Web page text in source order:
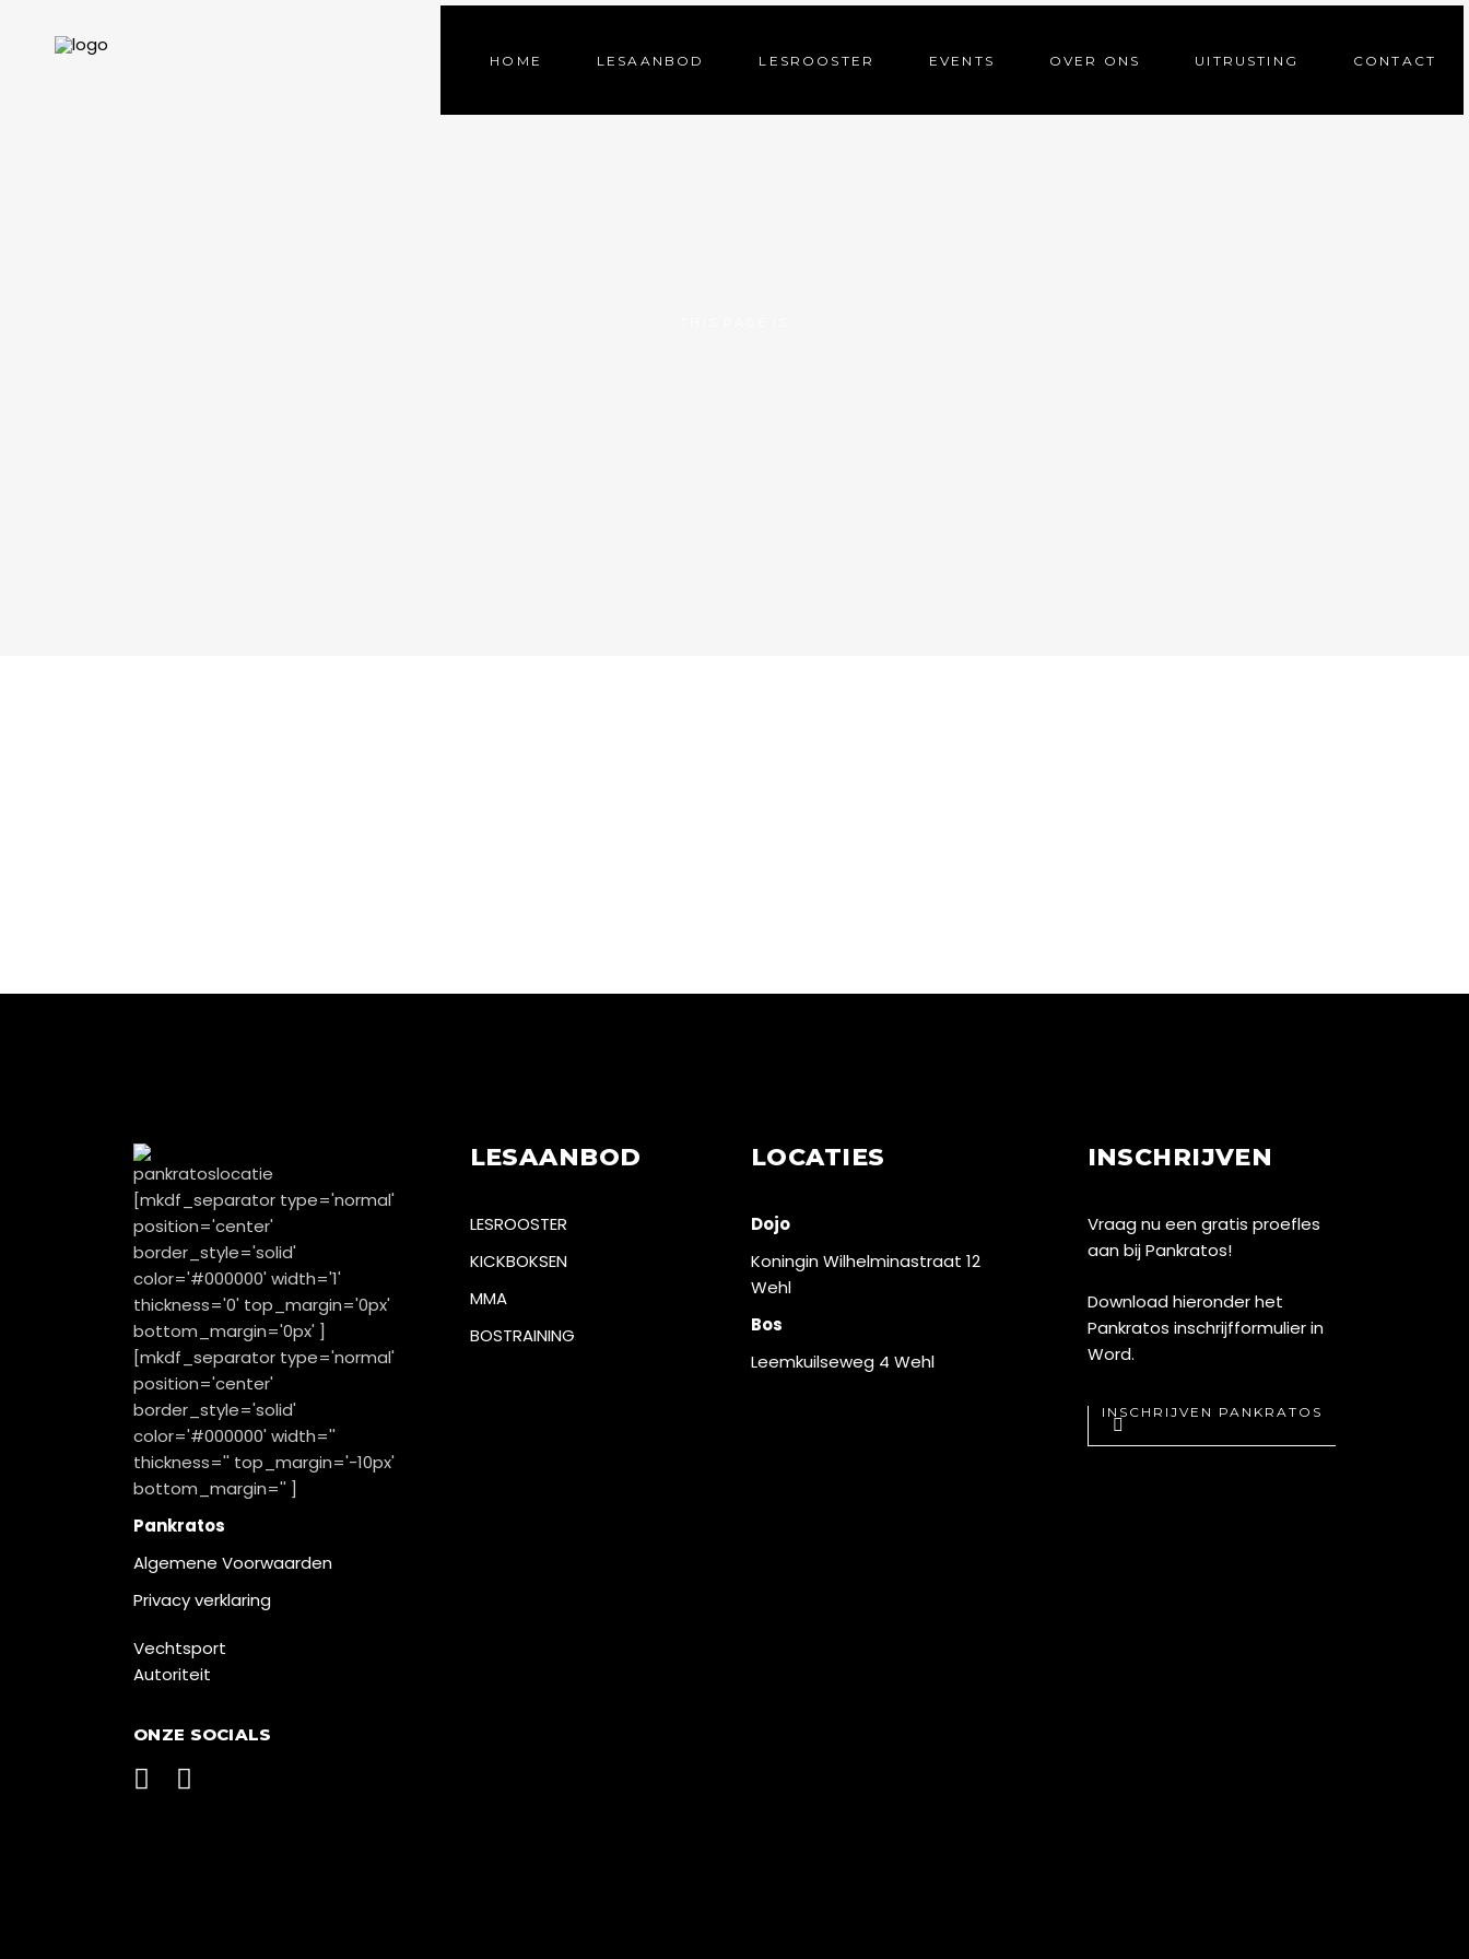
HOME LESAANBOD LESROOSTER EVENTS OVER ONS UITRUSTING CONTACT
[mkdf_separator type='normal'
position='center'
border_style='solid'
color='#000000' width='1'
thickness='0' top_margin='0px'
bottom_margin='0px' ]
[mkdf_separator type='normal'
position='center'
border_style='solid'
color='#000000' width=''
thickness='' top_margin='-10px'
bottom_margin='' ]
Pankratos
Algemene Voorwaarden
Privacy verklaring
Vechtsport
Autoriteit
ONZE SOCIALS
LESAANBOD
LESROOSTER
KICKBOKSEN
MMA
BOSTRAINING
LOCATIES
Dojo
Koningin Wilhelminastraat 12
Wehl
Bos
Leemkuilseweg 4 Wehl
INSCHRIJVEN
Vraag nu een gratis proefles
aan bij Pankratos!
Download hieronder het
Pankratos inschrijfformulier in
Word.
INSCHRIJVEN PANKRATOS